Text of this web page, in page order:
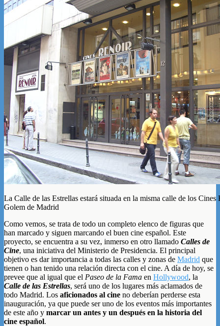
La Calle de las Estrellas estará situada en la misma calle de los
Golem de Madrid
Como vemos, se trata de todo un completo elenco de figuras que
han marcado y siguen marcando el buen cine español. Este
proyecto, se encuentra a su vez, inmerso en otro llamado Calles de
Cine, una iniciativa del Ministerio de Presidencia. El principal
objetivo es dar importancia a todas las calles y zonas de Madrid que
tienen o han tenido una relación directa con el cine. A día de hoy, se
prevee que al igual que el Paseo de la Fama en Hollywood, la
Calle de las Estrellas, será uno de los lugares más aclamados de
todo Madrid. Los aficionados al cine no deberían perderse esta
inauguración, ya que puede ser uno de los eventos más importantes
de este año y marcar un antes y un después en la historia del
cine español.